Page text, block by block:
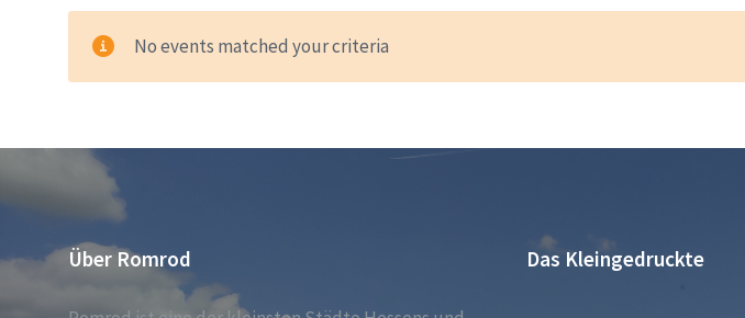
No events matched your criteria
Über Romrod Das Kleingedruckte